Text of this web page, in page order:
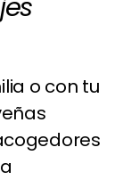
o con tu